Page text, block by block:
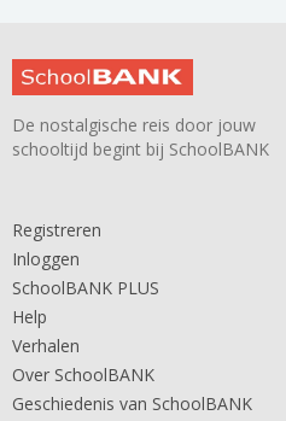
De nostalgische reis door jouw
schooltijd begint bij SchoolBANK
Registreren
Inloggen
SchoolBANK PLUS
Help
Verhalen
Over SchoolBANK
Geschiedenis van SchoolBANK